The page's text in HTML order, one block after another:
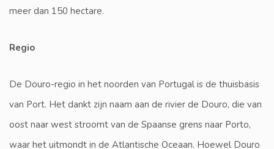
meer dan 150 hectare.
Regio
De Douro-regio in het noorden van Portugal is de thuisbasis
van Port. Het dankt zijn naam aan de rivier de Douro, die van
oost naar west stroomt van de Spaanse grens naar Porto,
waar het uitmondt in de Atlantische Oceaan. Hoewel Douro